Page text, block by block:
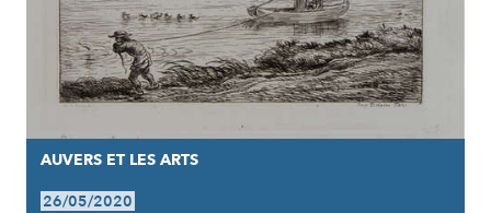
AUVERS ET LES ARTS
26/05/2020